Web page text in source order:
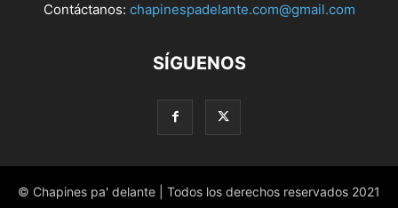
Contáctanos: chapinespadelante.com@gmail.com
SÍGUENOS
© Chapines pa' delante | Todos los derechos reservados 2021